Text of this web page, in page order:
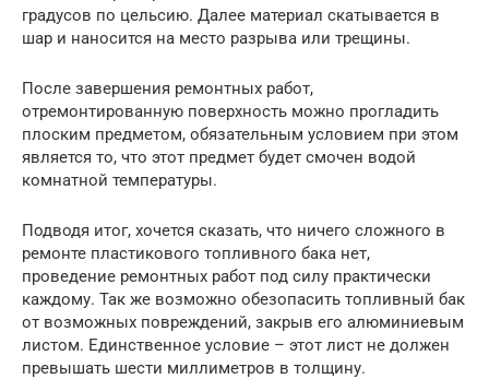
градусов по цельсию. Далее материал скатывается в
шар и наносится на место разрыва или трещины.
После завершения ремонтных работ,
отремонтированную поверхность можно прогладить
плоским предметом, обязательным условием при этом
является то, что этот предмет будет смочен водой
комнатной температуры.
Подводя итог, хочется сказать, что ничего сложного в
ремонте пластикового топливного бака нет,
проведение ремонтных работ под силу практически
каждому. Так же возможно обезопасить топливный бак
от возможных повреждений, закрыв его алюминиевым
листом. Единственное условие – этот лист не должен
превышать шести миллиметров в толщину.